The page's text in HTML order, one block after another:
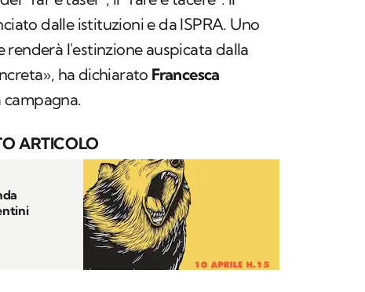
dalle istituzioni e da ISPRA. Uno
renderà l'estinzione auspicata dalla
ha dichiarato Francesca
ARTICOLO